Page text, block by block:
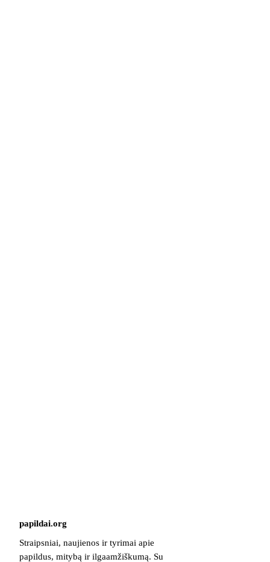
papildai.org
Straipsniai, naujienos ir tyrimai apie
papildus, mitybą ir ilgaamžiškumą. Su